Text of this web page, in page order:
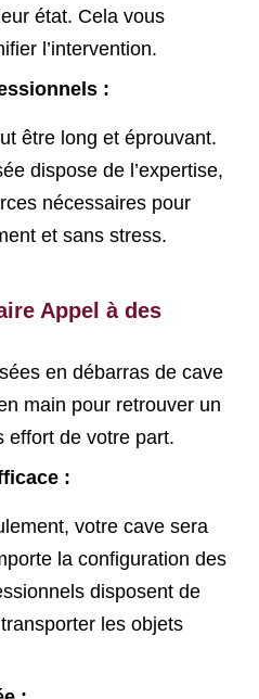
état. Cela vous
l’intervention.
:
être long et éprouvant.
dispose de l’expertise,
nécessaires pour
et sans stress.
Appel à des
en débarras de cave
main pour retrouver un
effort de votre part.
:
votre cave sera
la configuration des
disposent de
les objets